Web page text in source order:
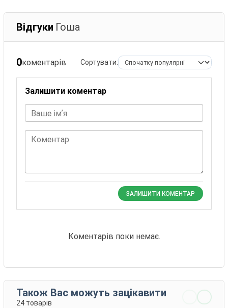
Відгуки Гоша
0коментарів Сортувати:
Залишити коментар
Ваше імʼя
Коментар
ЗАЛИШИТИ КОМЕНТАР
Коментарів поки немає.
Також Вас можуть зацікавити
24 товарів